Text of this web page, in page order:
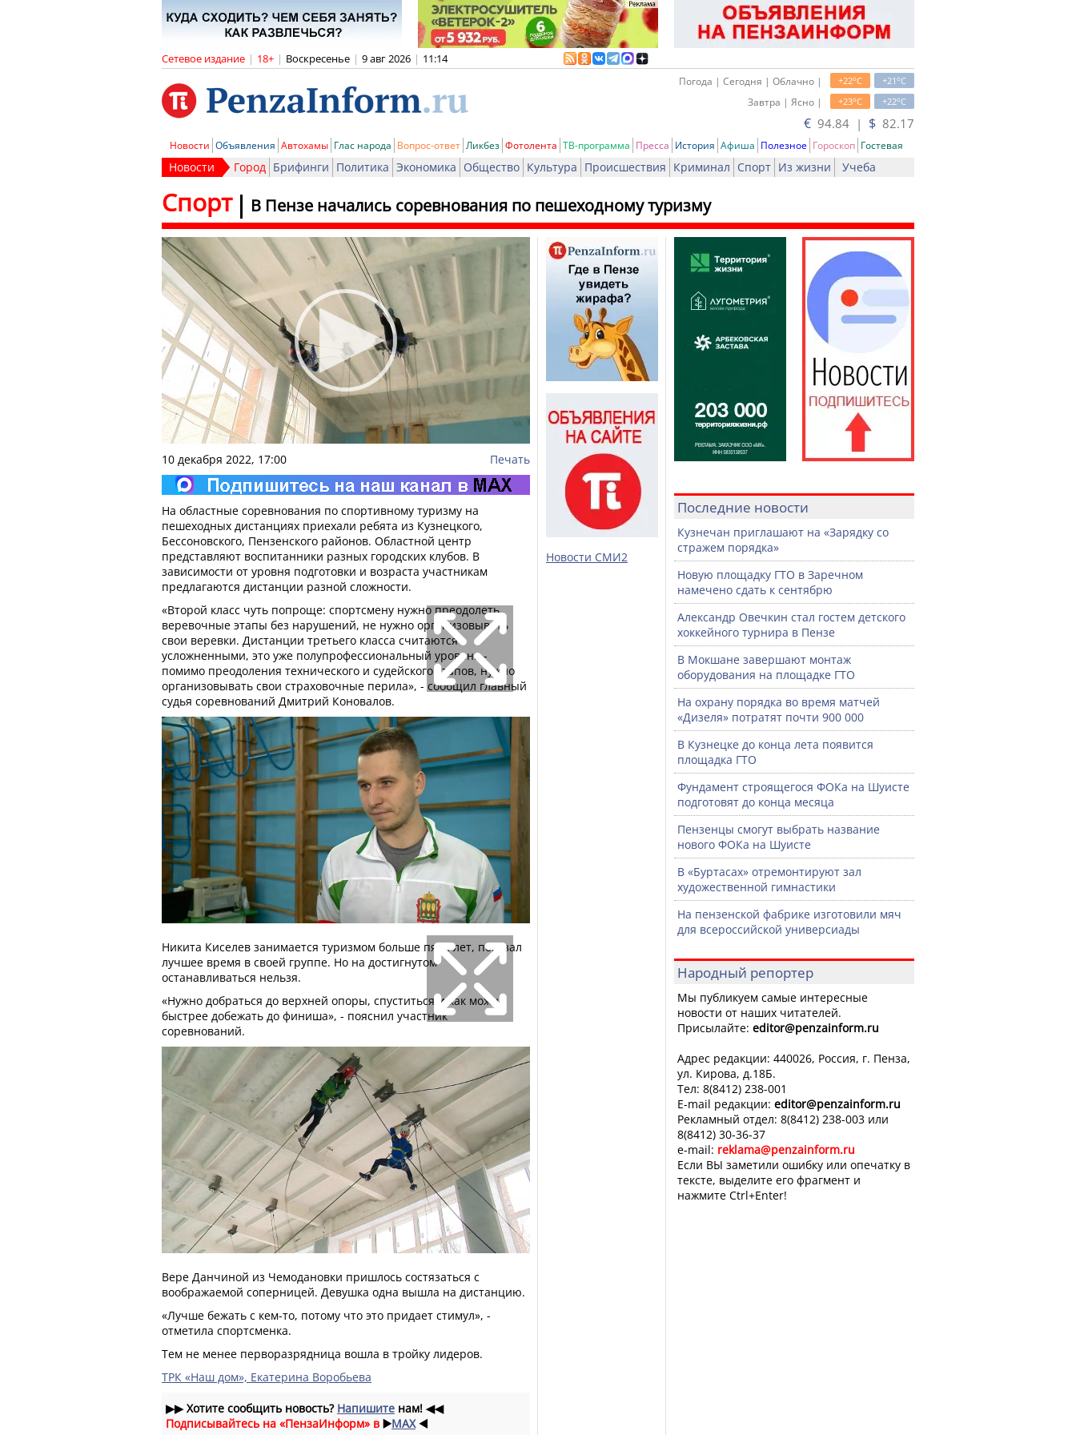
Сетевое издание | 18+ | Воскресенье | 9 авг 2026 | 11:14
+21oC
+22oC
Погода | Сегодня | Облачно |
+22oC
+23oC
Завтра | Ясно |
€ 94.84 | $ 82.17
Новости Объявления Автохамы Глас народа Вопрос-ответ Ликбез Фотолента ТВ-программа Пресса История Афиша Полезное Гороскоп Гостевая
Новости Город Брифинги Политика Экономика Общество Культура Происшествия Криминал Спорт Из жизни Учеба
В Пензе начались соревнования по пешеходному туризму
Спорт
10 декабря 2022, 17:00 Печать
На областные соревнования по спортивному туризму на
пешеходных дистанциях приехали ребята из Кузнецкого,
Бессоновского, Пензенского районов. Областной центр
представляют воспитанники разных городских клубов. В
зависимости от уровня подготовки и возраста участникам
предлагаются дистанции разной сложности.
«Второй класс чуть попроще: спортсмену нужно преодолеть
веревочные этапы без нарушений, не нужно организовывать
свои веревки. Дистанции третьего класса считаются
усложненными, это уже полупрофессиональный уровень -
помимо преодоления технического и судейского этапов, нужно
организовывать свои страховочные перила», - сообщил главный
судья соревнований Дмитрий Коновалов.
Никита Киселев занимается туризмом больше пяти лет, показал
лучшее время в своей группе. Но на достигнутом
останавливаться нельзя.
«Нужно добраться до верхней опоры, спуститься и как можно
быстрее добежать до финиша», - пояснил участник
соревнований.
Вере Данчиной из Чемодановки пришлось состязаться с
воображаемой соперницей. Девушка одна вышла на дистанцию.
«Лучше бежать с кем-то, потому что это придает стимул», -
отметила спортсменка.
Тем не менее перворазрядница вошла в тройку лидеров.
ТРК «Наш дом», Екатерина Воробьева
▶▶Хотите сообщить новость? Напишите нам! ◀◀
Подписывайтесь на «ПензаИнформ» в ▶️MAX ◀️
Новости СМИ2
Последние новости
Кузнечан приглашают на «Зарядку со
стражем порядка»
Новую площадку ГТО в Заречном
намечено сдать к сентябрю
Александр Овечкин стал гостем детского
хоккейного турнира в Пензе
В Мокшане завершают монтаж
оборудования на площадке ГТО
На охрану порядка во время матчей
«Дизеля» потратят почти 900 000
В Кузнецке до конца лета появится
площадка ГТО
Фундамент строящегося ФОКа на Шуисте
подготовят до конца месяца
Пензенцы смогут выбрать название
нового ФОКа на Шуисте
В «Буртасах» отремонтируют зал
художественной гимнастики
На пензенской фабрике изготовили мяч
для всероссийской универсиады
Народный репортер
Мы публикуем самые интересные
новости от наших читателей.
Присылайте: editor@penzainform.ru
Адрес редакции: 440026, Россия, г. Пенза,
ул. Кирова, д.18Б.
Тел: 8(8412) 238-001
E-mail редакции: editor@penzainform.ru
Рекламный отдел: 8(8412) 238-003 или
8(8412) 30-36-37
e-mail: reklama@penzainform.ru
Если ВЫ заметили ошибку или опечатку в
тексте, выделите его фрагмент и
нажмите Ctrl+Enter!